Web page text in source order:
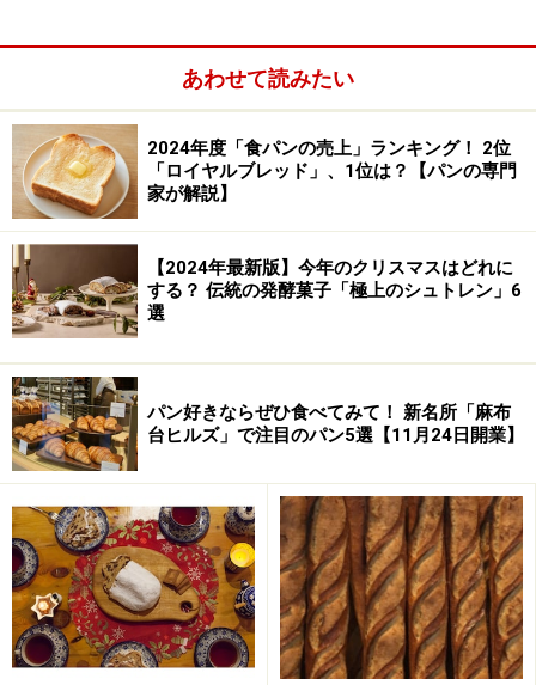
あわせて読みたい
2024年度「食パンの売上」ランキング！ 2位
「ロイヤルブレッド」、1位は？【パンの専門
家が解説】
【2024年最新版】今年のクリスマスはどれに
する？ 伝統の発酵菓子「極上のシュトレン」6
選
パン好きならぜひ食べてみて！ 新名所「麻布
台ヒルズ」で注目のパン5選【11月24日開業】